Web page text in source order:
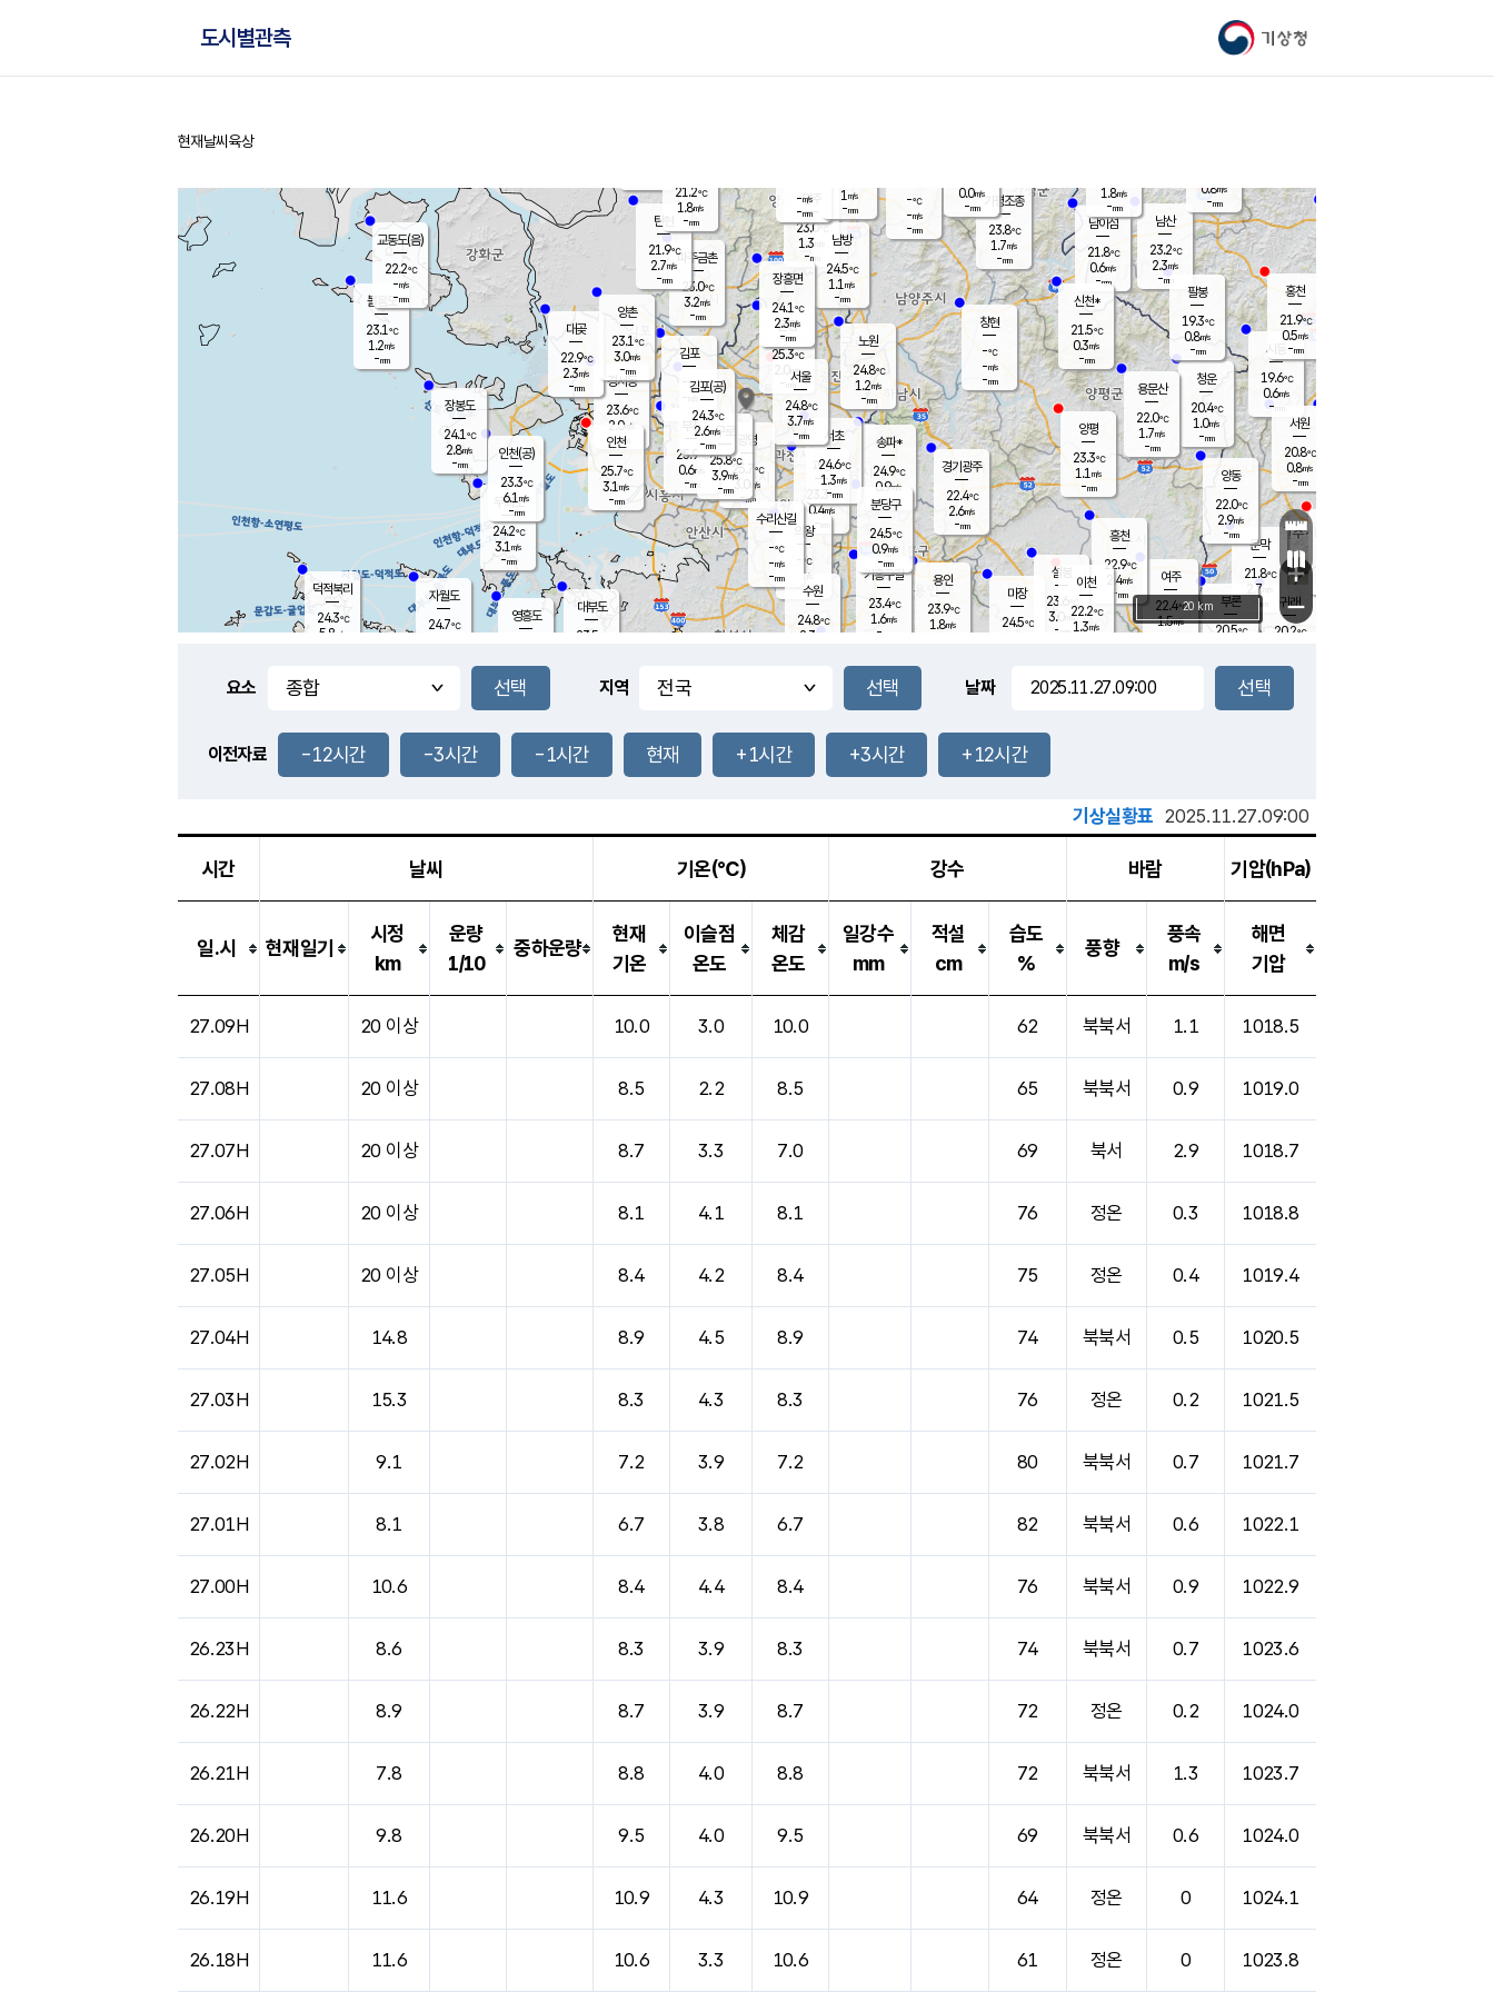
기상청
도시별관측
홈
현재날씨 육상
풍도
4.1m/s
문막
21.8℃
2.7m/s
mm
남이섬
21.8℃
0.6m/s
-mm
무의도
24.2℃
3.1 m/s
-mm
영흥도
볼음도
23.1℃
1.2m/s
-mm
자월도
24.7℃
양주
23.0℃
1.3
-mm
부론
20.5℃
과천
23.3℃
0.4m/s
- mm
남산
23.2℃
2.3m/s
-mm
장봉도
24.1℃
2.8m/s
-mm
-mm
청운
20.4℃
1.0m/s
-mm
팔봉
19.3℃
0.8m/s
-mm
-mm
용인
23.9℃
1.8m/s
여주
22.4℃
1.5m/s
양동
22.0℃
2.9m/s
-mm
경기광주
22.4℃
2.6m/s
-mm
장호원
1.8m/s
-mm
22.9
℃
대부도
23.5
-
경서동
23.6℃
2.0m/s
-mm
파주금촌
23.0℃
3.2m/s
-mm
가평조종
23.8℃
1.7m/s
-mm
-℃
-m/s
-mm
대곶
22.9℃
2.3m/s
-mm
신천*
21.5℃
0.3m/s
-mm
창현
-℃
-m/s
-mm
탄현
21.9℃
2.7m/s
-mm
0.0m/s
-mm
24.1℃
0.1m/s
-mm
흥천
22.9℃
2.4m/s
-mm
마장
24.5℃
의왕
- ℃
m/s
mm
김포
- ℃
-m/s
mm
설봉
23.6
3.0 m/s
- mm
광명
25.7 ℃
3.0 m/s
-mm
부천
25.9℃
0.6m/s
-mm
-mm
양촌
23.1℃
3.0m/s
-mm
구로
25.8℃
3.9m/s
-mm
은평
25.3℃
2.0 m/s
- mm
노원
24.8℃
1.2m/s
-mm
송파*
24.9℃
0.9m/s
-mm
서초
24.6℃
1.3m/s
-mm
남방
24.5℃
1.1 m/s
-mm
기흥구갈
23.4℃
1.6m/s
-
수리산길
-℃
-m/s
-mm
분당구
24.5℃
0.9m/s
-mm
장흥면
24.1℃
2.3m/s
-mm
-m/s
-mm
시동
19.6℃
0.6m/s
- mm
귀래
20.2℃
서원
20.8℃
0.8m/s
-mm
용문산
22.0℃
1.7m/s
-mm
덕적북리
24.3℃
5.8 m/s
인천(공)
23.3℃
6.1 m/s
-mm
김포(공)
24.3℃
2.6m/s
-mm
교동도(음)
22.2℃
-m/s
-mm
홍천
21.9℃
0.5m/s
-mm
이천
22.2℃
1.3m/s
양평
23.3℃
1.1 m/s
-mm
수원
24.8℃
2.3 m/s
인천
25.7℃
3.1 m/s
-mm
서울
24.8℃
3.7m/s
-mm
0.8m/s
-mm
21.2℃
1.8m/s
-mm
1 m/s
-mm
+
−
20 km
요소 지역 날짜
이전자료 -12시간 -3시간 -1시간 현재 +1시간 +3시간 +12시간
기상실황표 2025.11.27.09:00
시간 날씨 기온(℃) 강수 바람 기압(hPa)
일.시 현재일기
시정
km
운량
1/10
중하운량
현재
기온
이슬점
온도
체감
온도
일강수
mm
적설
cm
습도
%
풍향
풍속
m/s
해면
기압
27.09H 20 이상 10.0 3.0 10.0 62 북북서 1.1 1018.5
27.08H 20 이상 8.5 2.2 8.5 65 북북서 0.9 1019.0
27.07H 20 이상 8.7 3.3 7.0 69 북서 2.9 1018.7
27.06H 20 이상 8.1 4.1 8.1 76 정온 0.3 1018.8
27.05H 20 이상 8.4 4.2 8.4 75 정온 0.4 1019.4
27.04H 14.8 8.9 4.5 8.9 74 북북서 0.5 1020.5
27.03H 15.3 8.3 4.3 8.3 76 정온 0.2 1021.5
27.02H 9.1 7.2 3.9 7.2 80 북북서 0.7 1021.7
27.01H 8.1 6.7 3.8 6.7 82 북북서 0.6 1022.1
27.00H 10.6 8.4 4.4 8.4 76 북북서 0.9 1022.9
26.23H 8.6 8.3 3.9 8.3 74 북북서 0.7 1023.6
26.22H 8.9 8.7 3.9 8.7 72 정온 0.2 1024.0
26.21H 7.8 8.8 4.0 8.8 72 북북서 1.3 1023.7
26.20H 9.8 9.5 4.0 9.5 69 북북서 0.6 1024.0
26.19H 11.6 10.9 4.3 10.9 64 정온 0 1024.1
26.18H 11.6 10.6 3.3 10.6 61 정온 0 1023.8